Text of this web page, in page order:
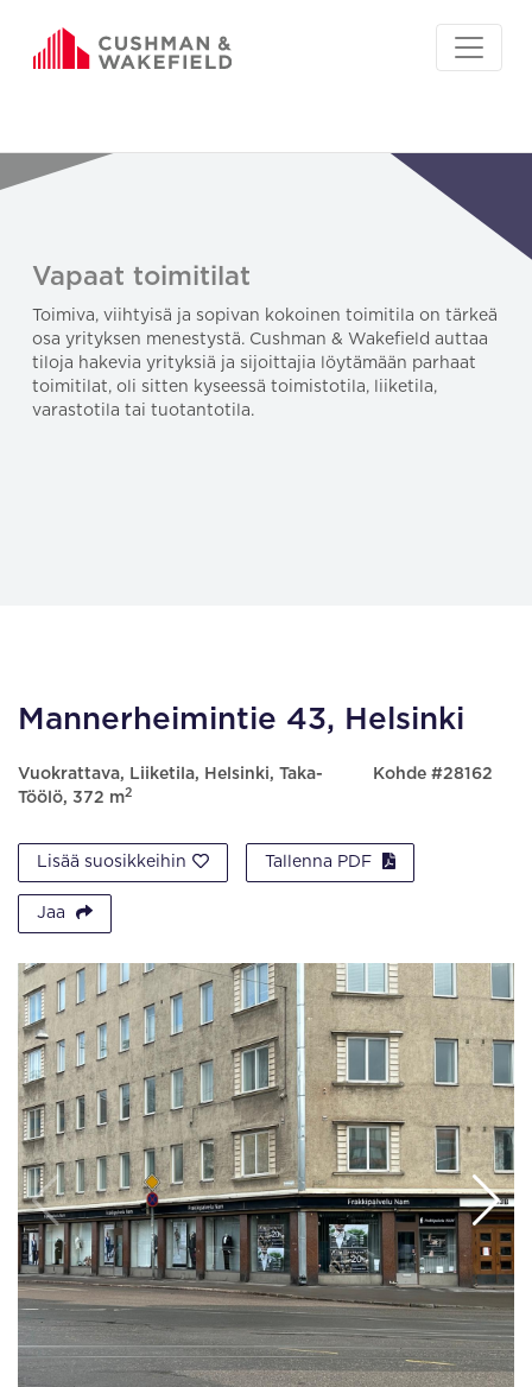
Vapaat toimitilat
Toimiva, viihtyisä ja sopivan kokoinen toimitila on tärkeä
osa yrityksen menestystä. Cushman & Wakefield auttaa
tiloja hakevia yrityksiä ja sijoittajia löytämään parhaat
toimitilat, oli sitten kyseessä toimistotila, liiketila,
varastotila tai tuotantotila.
Mannerheimintie 43, Helsinki
Vuokrattava, Liiketila, Helsinki, Taka-
Töölö, 372 m2
Kohde #28162
Lisää suosikkeihin Tallenna PDF
Jaa